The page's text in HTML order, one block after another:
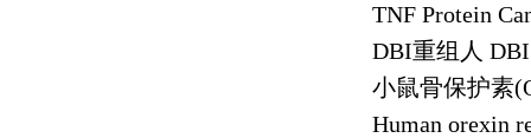
TNF Protein
DBI重组人
小鼠骨保护素
Human orexin